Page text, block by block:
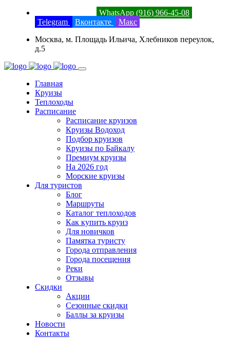
WhatsApp (916) 966-45-08
Telegram
Вконтакте
Макс
Москва, м. Площадь Ильича, Хлебников переулок,
д.5
Главная
Круизы
Теплоходы
Расписание
Расписание круизов
Круизы Водоход
Подбор круизов
Круизы по Байкалу
Премиум круизы
На 2026 год
Морские круизы
Для туристов
Блог
Маршруты
Каталог теплоходов
Как купить круиз
Для новичков
Памятка туристу
Города отправления
Города посещения
Реки
Отзывы
Скидки
Акции
Сезонные скидки
Баллы за круизы
Новости
Контакты